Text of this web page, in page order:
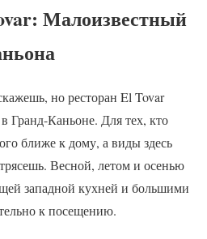
Малоизвестный
но ресторан El Tovar
Гранд-Каньоне. Для тех, кто
ближе к дому, а виды здесь
Весной, летом и осенью
западной кухней и большими
к посещению.